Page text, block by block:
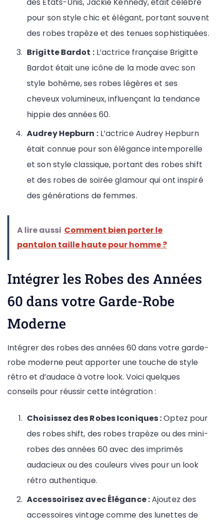
des États-Unis, Jackie Kennedy, était célèbre
pour son style chic et élégant, portant souvent
des robes trapèze et des tenues sophistiquées.
Brigitte Bardot :L’actrice française Brigitte
Bardot était une icône de la mode avec son
style bohème, ses robes légères et ses
cheveux volumineux, influençant la tendance
hippie des années 60.
Audrey Hepburn :L’actrice Audrey Hepburn
était connue pour son élégance intemporelle
et son style classique, portant des robes shift
et des robes de soirée glamour qui ont inspiré
des générations de femmes.
A lire aussi Comment bien porter le
pantalon taille haute pour homme ?
Intégrer les Robes des Années
60 dans votre Garde-Robe
Moderne
Intégrer des robes des années 60 dans votre garde-
robe moderne peut apporter une touche de style
rétro et d’audace à votre look. Voici quelques
conseils pour réussir cette intégration :
Choisissez des Robes Iconiques :Optez pour
des robes shift, des robes trapèze ou des mini-
robes des années 60 avec des imprimés
audacieux ou des couleurs vives pour un look
rétro authentique.
Accessoirisez avec Élégance :Ajoutez des
accessoires vintage comme des lunettes de